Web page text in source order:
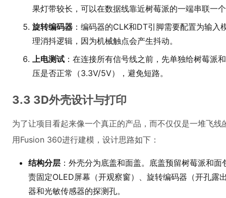
果灯带较长，可以在数据线靠近树莓派的一端串联一
旋转编码器 ：编码器的CLK和DT引脚需要配置为输
理消抖逻辑，因为机械触点会产生抖动。
上电测试 ：在连接所有信号线之前，先单独给树莓派
压是否正常（3.3V/5V），避免短路。
3.3 3D外壳设计与打印
为了让项目看起来像一个真正的产品，而不仅仅是一堆飞
用Fusion 360进行建模，设计思路如下：
结构分层 ：外壳分为底盖和面盖。底盖预留树莓派和
责固定OLED屏幕（开观察窗）、旋转编码器（开孔露
器和光敏传感器的探测孔。